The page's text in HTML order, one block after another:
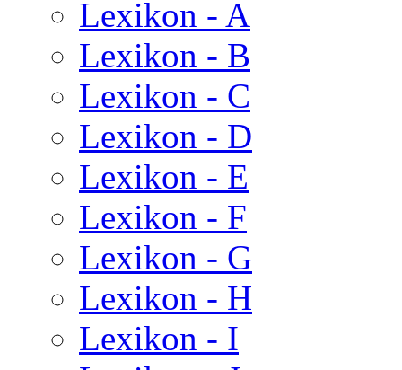
Lexikon - A
Lexikon - B
Lexikon - C
Lexikon - D
Lexikon - E
Lexikon - F
Lexikon - G
Lexikon - H
Lexikon - I